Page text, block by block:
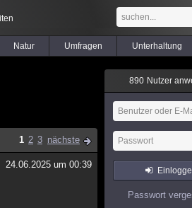
Natur Umfragen Unterhaltung
1 2 3 nächste
24.06.2025 um 00:39
890 Nutzer
Passwort